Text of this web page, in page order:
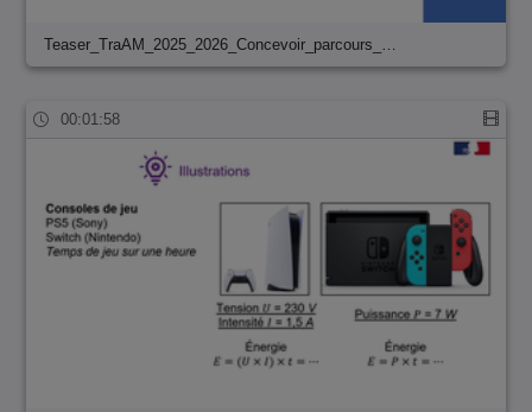
Teaser_TraAM_2025_2026_Concevoir_parcours_…
00:01:58